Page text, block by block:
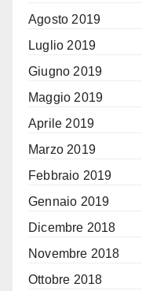
Agosto 2019
Luglio 2019
Giugno 2019
Maggio 2019
Aprile 2019
Marzo 2019
Febbraio 2019
Gennaio 2019
Dicembre 2018
Novembre 2018
Ottobre 2018